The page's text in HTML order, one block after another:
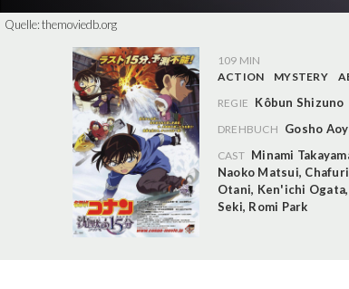
Quelle:themoviedb.org
109 MIN
ACTION
MYSTERY
REGIE Kôbun Shizuno
DREHBUCH Gosho
CAST Minami
Naoko Matsui,
Otani, Ken'ichi Ogata,
Seki, Romi Park